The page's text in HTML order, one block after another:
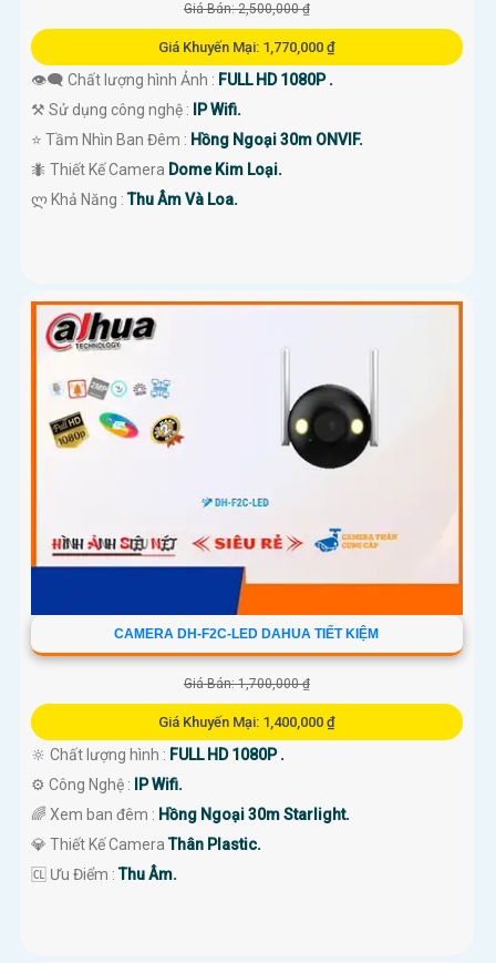
Giá Bán: 2,500,000 ₫
Giá Khuyến Mại: 1,770,000 ₫
👁️‍🗨 Chất lượng hình Ảnh : FULL HD 1080P .
⚒ Sử dụng công nghệ :
IP Wifi.
⭐ Tầm Nhìn Ban Đêm : Hồng Ngoại 30m ONVIF.
🐜 Thiết Kế Camera Dome Kim Loại.
️ლ Khả Năng :Thu Âm Và Loa.
CAMERA DH-F2C-LED DAHUA TIẾT KIỆM
Giá Bán: 1,700,000 ₫
Giá Khuyến Mại: 1,400,000 ₫
🔆 Chất lượng hình : FULL HD 1080P .
⚙ Công Nghệ :
IP Wifi.
🌈 Xem ban đêm : Hồng Ngoại 30m Starlight.
💎 Thiết Kế CameraThân Plastic.
️🆑 Ưu Điểm :Thu Âm.